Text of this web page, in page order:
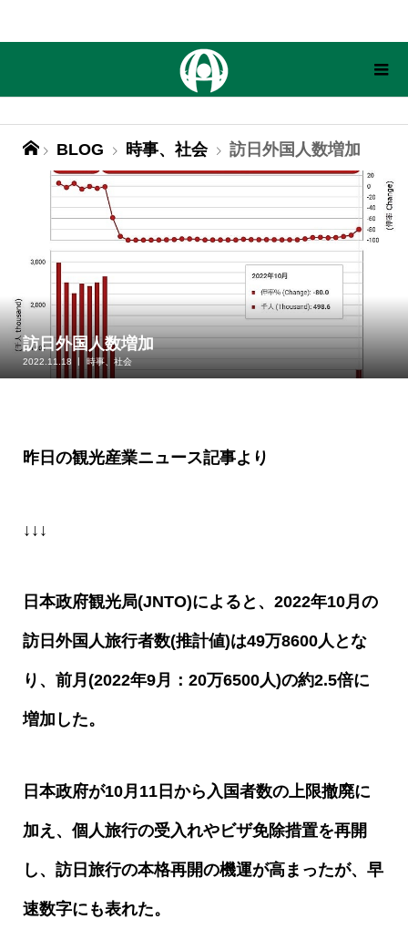
BLOG 時事、社会 訪日外国人数増加
訪日外国人数増加
2022.11.18 時事、社会
昨日の観光産業ニュース記事より
↓↓↓
日本政府観光局(JNTO)によると、 2022年10月の
訪日外国人旅行者数(推計値)は49万8600人とな
り、前月 (2022年9月： 20万6500人)の約2.5倍に
増加した。
日本政府が10月 11日から入国者数の上限撤廃に
加え、個人旅行の受入れやビザ免除措置を再開
し、訪日旅行の本格再開の機運が高まったが、早
速数字にも表れた。